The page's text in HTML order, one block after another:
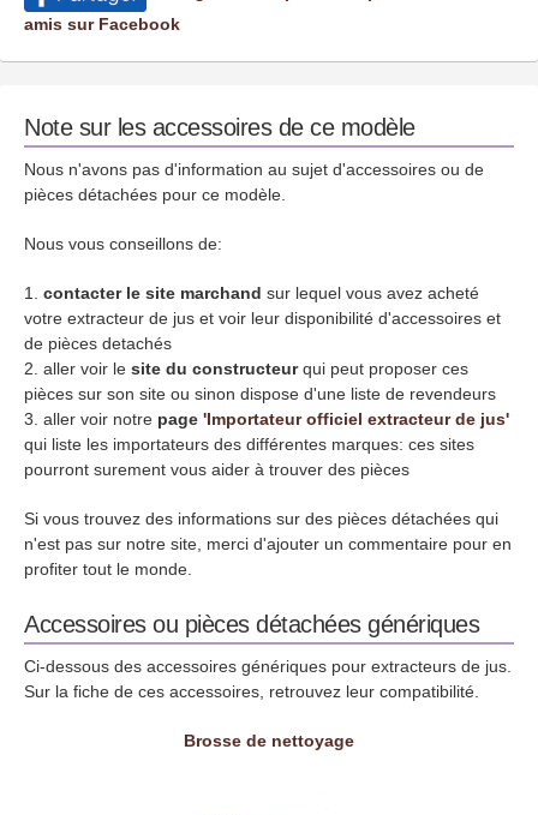
amis sur Facebook
Note sur les accessoires de ce modèle
Nous n'avons pas d'information au sujet d'accessoires ou de
pièces détachées pour ce modèle.
Nous vous conseillons de:
contacter le site marchand sur lequel vous avez acheté
votre extracteur de jus et voir leur disponibilité d'accessoires et
de pièces detachés
aller voir le site du constructeurqui peut proposer ces
pièces sur son site ou sinon dispose d'une liste de revendeurs
aller voir notre page 'Importateur officiel extracteur de jus'
qui liste les importateurs des différentes marques: ces sites
pourront surement vous aider à trouver des pièces
Si vous trouvez des informations sur des pièces détachées qui
n'est pas sur notre site, merci d'ajouter un commentaire pour en
profiter tout le monde.
Accessoires ou pièces détachées génériques
Ci-dessous des accessoires génériques pour extracteurs de jus.
Sur la fiche de ces accessoires, retrouvez leur compatibilité.
Brosse de nettoyage